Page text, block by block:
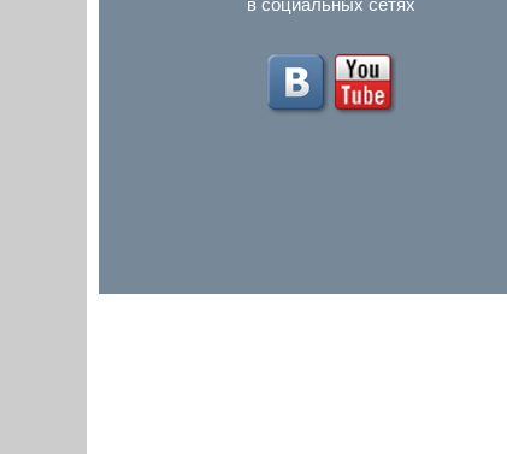
в социальных сетях